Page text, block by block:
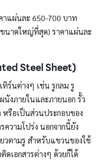
าแผ่นละ 650-700 บาท
นาดใหญ่ที่สุด) ราคาแผ่นละ
Steel Sheet)
ร์นต่างๆ เช่น รูกลม รู
นังภายในและภายนอก รั้ว
รือเป็นส่วนประกอบของ
วามโปร่ง นอกจากนี้ยัง
วตามรู สำหรับแขวนของใช้
เอกสารต่างๆ ด้วยก็ได้